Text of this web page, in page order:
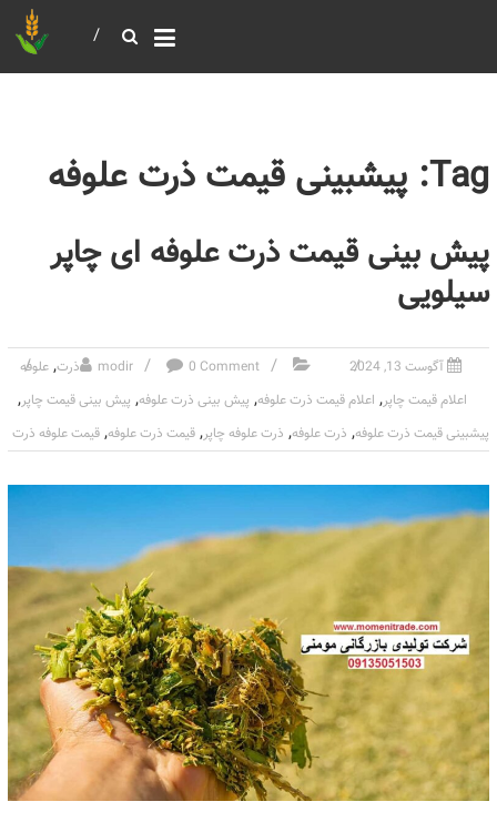
Tag: پیشبینی قیمت ذرت علوفه
پیش بینی قیمت ذرت علوفه ای چاپر
سیلویی
آگوست 13, 2024 modir 0 Comment ذرت, علوفه
اعلام قیمت چاپر, اعلام قیمت ذرت علوفه, پیش بینی ذرت علوفه, پیش بینی قیمت چاپر,
پیشبینی قیمت ذرت علوفه, ذرت علوفه, ذرت علوفه چاپر, قیمت ذرت علوفه, قیمت علوفه ذرت